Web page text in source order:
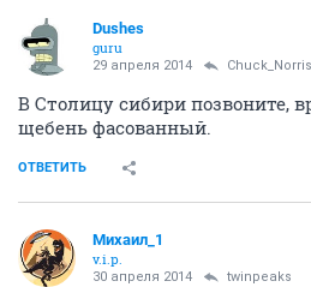
Dushes
guru
29 апреля 2014 Chuck_Norris
В Столицу сибири позвоните,
щебень фасованный.
ОТВЕТИТЬ
Михаил_1
v.i.p.
30 апреля 2014 twinpeaks